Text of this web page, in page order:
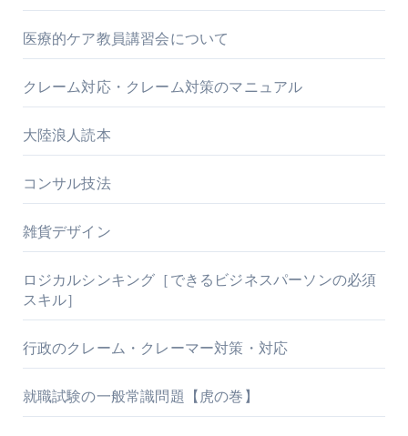
医療的ケア教員講習会について
クレーム対応・クレーム対策のマニュアル
大陸浪人読本
コンサル技法
雑貨デザイン
ロジカルシンキング［できるビジネスパーソンの必須
スキル］
行政のクレーム・クレーマー対策・対応
就職試験の一般常識問題【虎の巻】